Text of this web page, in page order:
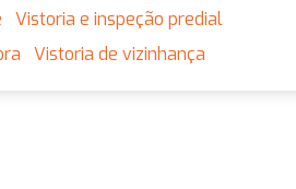
Vistoria e inspeção predial
Vistoria de vizinhança